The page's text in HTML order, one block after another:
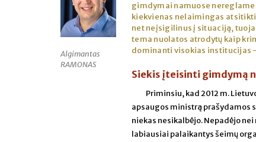
Algimantas
RAMONAS
gimdymai namuose
kiekvienas nelaimingas
net neįsigilinus į situaciją,
tema nuolatos atrodytų kaip
dominanti visokias institucijas
Siekis įteisinti gimdymą
Priminsiu, kad 2012 m.
apsaugos ministrą prašydamos
niekas nesikalbėjo. Nepadėjo
labiausiai palaikantys šeimų